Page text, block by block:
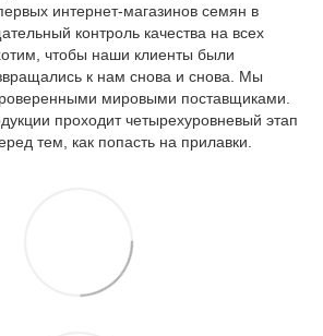
интернет-магазинов семян в
контроль качества на всех
чтобы наши клиенты были
к нам снова и снова. Мы
мировыми поставщиками.
проходит четырехуровневый этап
тем, как попасть на прилавки.